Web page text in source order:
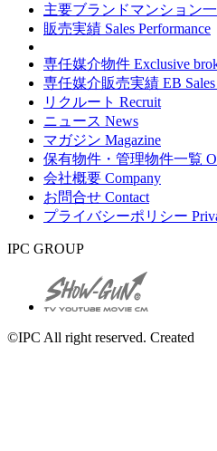
主要ブランドマンション
販売実績 Sales Performance
専任媒介物件 Exclusive
専任媒介販売実績 EB
リクルート Recruit
ニュース News
マガジン Magazine
保有物件・管理物件一覧
会社概要 Company
お問合せ Contact
プライバシーポリシー
IPC GROUP
©IPC All right reserved. Created